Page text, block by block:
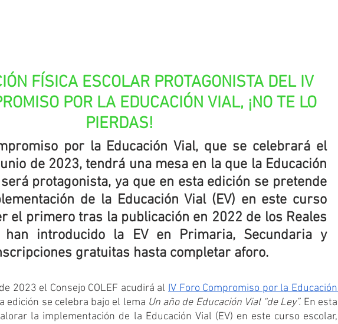
FÍSICA ESCOLAR PROTAGONISTA DEL IV
POR LA EDUCACIÓN VIAL, ¡NO TE LO
PIERDAS!
por la Educación Vial, que se celebrará el
de 2023, tendrá una mesa en la que la Educación
protagonista, ya que en esta edición se pretende
de la Educación Vial (EV) en este curso
el primero tras la publicación en 2022 de los Reales
han introducido la EV en Primaria, Secundaria y
gratuitas hasta completar aforo.
2023 el Consejo COLEF acudirá al IV Foro Compromiso por la Educación
edición se celebra bajo el lema Un año de Educación Vial “de Ley”. En esta
la implementación de la Educación Vial (EV) en este curso escolar,